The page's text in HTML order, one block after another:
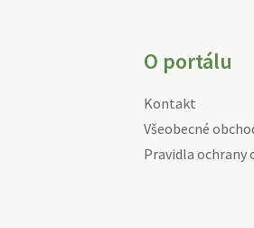
O portálu
Kontakt
Všeobecné
Pravidla ochrany